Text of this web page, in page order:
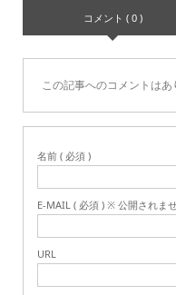
コメント ( 0 )
この記事へのコメントはあ
名前 ( 必須 )
E-MAIL ( 必須 ) ※ 公開されま
URL